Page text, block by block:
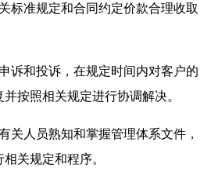
关标准规定和合同约定价款合理收取
申诉和投诉，在规定时间内对客户的
照相关规定进行协调解决。
关人员熟知和掌握管理体系文件，
规定和程序。